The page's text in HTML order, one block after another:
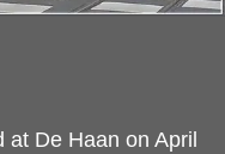
De Haan on April